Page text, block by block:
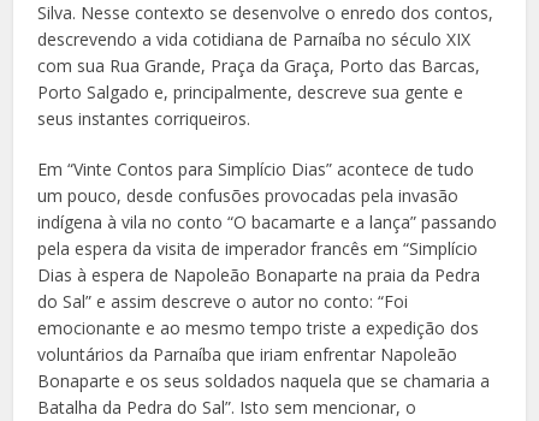
Silva. Nesse contexto se desenvolve o enredo dos contos,
descrevendo a vida cotidiana de Parnaíba no século XIX
com sua Rua Grande, Praça da Graça, Porto das Barcas,
Porto Salgado e, principalmente, descreve sua gente e
seus instantes corriqueiros.
Em “Vinte Contos para Simplício Dias” acontece de tudo
um pouco, desde confusões provocadas pela invasão
indígena à vila no conto “O bacamarte e a lança” passando
pela espera da visita de imperador francês em “Simplício
Dias à espera de Napoleão Bonaparte na praia da Pedra
do Sal” e assim descreve o autor no conto: “Foi
emocionante e ao mesmo tempo triste a expedição dos
voluntários da Parnaíba que iriam enfrentar Napoleão
Bonaparte e os seus soldados naquela que se chamaria a
Batalha da Pedra do Sal”. Isto sem mencionar, o